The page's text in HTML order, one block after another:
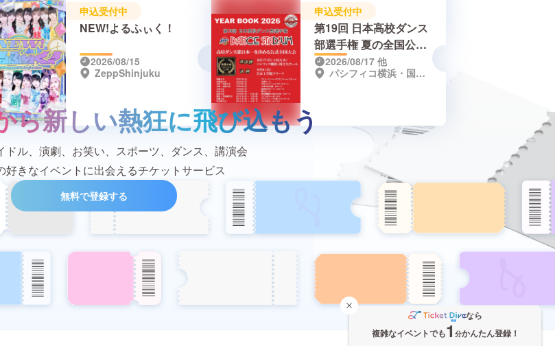
申込受付中
NEW!よるふぃく！
2026/08/15
ZeppShinjuku
申込受付中
第19回 日本高校ダンス
部選手権 夏の全国公式
大会 【全国準決勝大
会】
2026/08/17 他
パシフィコ横浜・国立大ホール
ら新しい熱狂に飛び込もう
ドル、演劇、お笑い、スポーツ、ダンス、講演会
好きなイベントに出会えるチケットサービス
無料で登録する
なら
複雑なイベントでも1 分かんたん登録！